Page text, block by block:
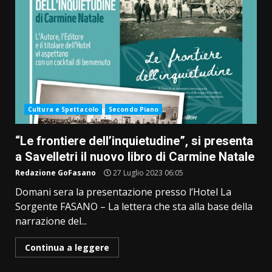
Cultura e Spettacolo Secondo Piano
“Le frontiere dell’inquietudine”, si presenta
a Savelletri il nuovo libro di Carmine Natale
Redazione GoFasano 27 Luglio 2023 06:05
Domani sera la presentazione presso l’Hotel La
Sorgente FASANO – La lettera che sta alla base della
narrazione del...
Continua a leggere